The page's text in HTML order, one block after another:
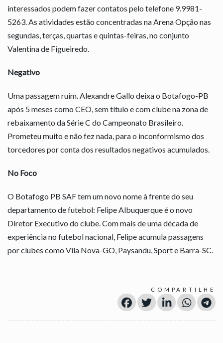
interessados podem fazer contatos pelo telefone 9.9981-
5263. As atividades estão concentradas na Arena Opção nas
segundas, terças, quartas e quintas-feiras, no conjunto
Valentina de Figueiredo.
Negativo
Uma passagem ruim. Alexandre Gallo deixa o Botafogo-PB
após 5 meses como CEO, sem título e com clube na zona de
rebaixamento da Série C do Campeonato Brasileiro.
Prometeu muito e não fez nada, para o inconformismo dos
torcedores por conta dos resultados negativos acumulados.
No Foco
O Botafogo PB SAF tem um novo nome à frente do seu
departamento de futebol: Felipe Albuquerque é o novo
Diretor Executivo do clube. Com mais de uma década de
experiência no futebol nacional, Felipe acumula passagens
por clubes como Vila Nova-GO, Paysandu, Sport e Barra-SC.
COMPARTILHE